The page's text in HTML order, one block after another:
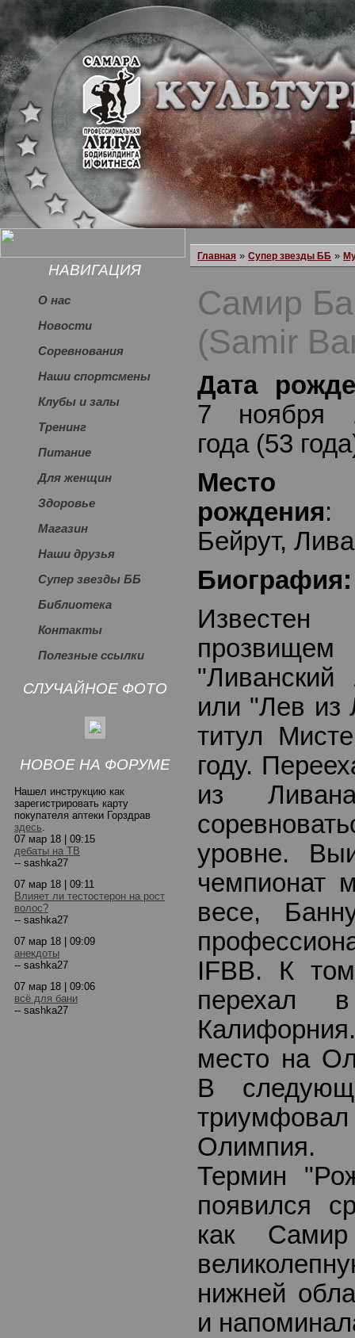
НАВИГАЦИЯ
О нас
Новости
Соревнования
Наши спортсмены
Клубы и залы
Тренинг
Питание
Для женщин
Здоровье
Магазин
Наши друзья
Супер звезды ББ
Библиотека
Контакты
Полезные ссылки
СЛУЧАЙНОЕ ФОТО
НОВОЕ НА ФОРУМЕ
Нашел инструкцию как
зарегистрировать карту
покупателя аптеки Горздрав
здесь.
07 мар 18 | 09:15
дебаты на ТВ
-- sashka27
07 мар 18 | 09:11
Влияет ли тестостерон на рост
волос?
-- sashka27
07 мар 18 | 09:09
анекдоты
-- sashka27
07 мар 18 | 09:06
всё для бани
-- sashka27
Главная » Супер звезды ББ »
Самир
(Samir
Дата
7 ноября
года (53
Место
рождения:
Бейрут,
Биография:
Известен
прозвищем
"Ливанский
или "Лев из
титул
году.
из
уровне.
чемпионат
весе,
IFBB. К
перехал
место на
В
Олимпия.
Термин
появился
как
нижней
и